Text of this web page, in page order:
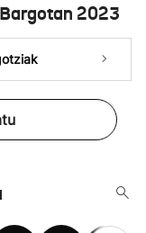
2023